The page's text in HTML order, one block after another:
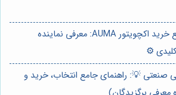
⭐️ راهنمای جامع خرید اکچویتور AUMA: معرفی نماینده
⚙️
صنعتی 💡: راهنمای جامع انتخاب، خرید و